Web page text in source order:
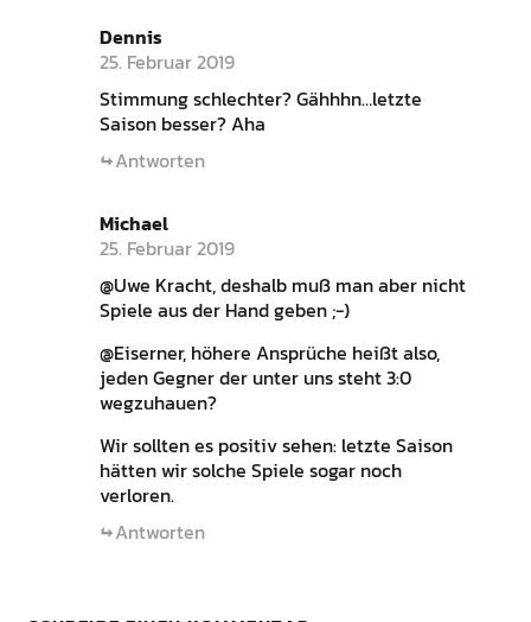
Dennis
25. Februar 2019
Stimmung schlechter? Gähhhn…letzte
Saison besser? Aha
Antworten
Michael
25. Februar 2019
@Uwe Kracht, deshalb muß man aber nicht
Spiele aus der Hand geben ;-)
@Eiserner, höhere Ansprüche heißt also,
jeden Gegner der unter uns steht 3:0
wegzuhauen?
Wir sollten es positiv sehen: letzte Saison
hätten wir solche Spiele sogar noch
verloren.
Antworten